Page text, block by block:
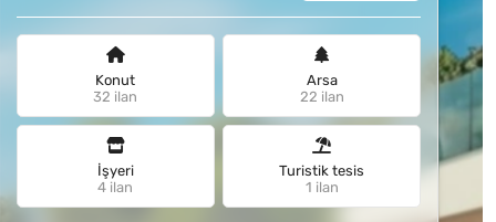
Konut
32 ilan
Arsa
22 ilan
İşyeri
4 ilan
Turistik tesis
1 ilan